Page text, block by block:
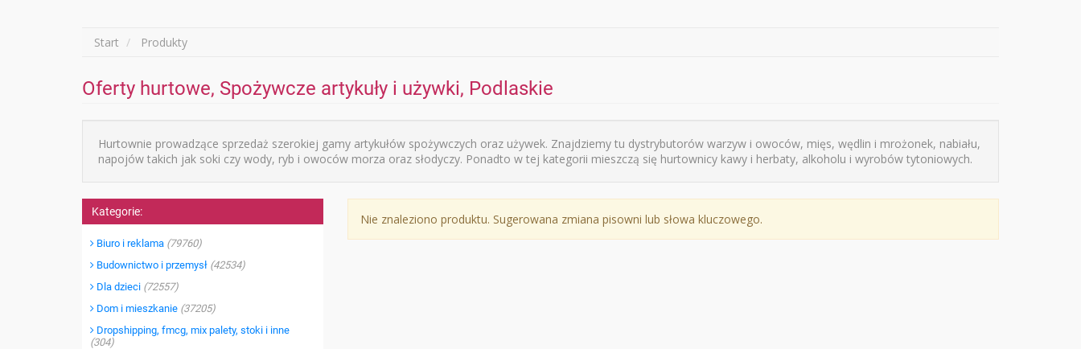
Start Produkty
Oferty hurtowe, Spożywcze artykuły i używki, Podlaskie
Hurtownie prowadzące sprzedaż szerokiej gamy artykułów spożywczych oraz używek. Znajdziemy tu dystrybutorów warzyw i owoców, mięs, wędlin i mrożonek, nabiału,
napojów takich jak soki czy wody, ryb i owoców morza oraz słodyczy. Ponadto w tej kategorii mieszczą się hurtownicy kawy i herbaty, alkoholu i wyrobów tytoniowych.
Kategorie:
Biuro i reklama (79760)
Budownictwo i przemysł (42534)
Dla dzieci (72557)
Dom i mieszkanie (37205)
Dropshipping, fmcg, mix palety, stoki i inne
(304)
Nie znaleziono produktu. Sugerowana zmiana pisowni lub słowa kluczowego.